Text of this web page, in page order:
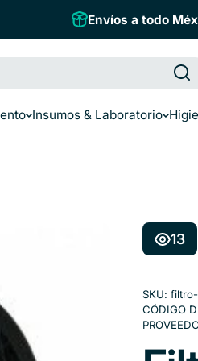
Envíos a todo
Insumos & Laboratorio
13
SKU:
CÓDIGO